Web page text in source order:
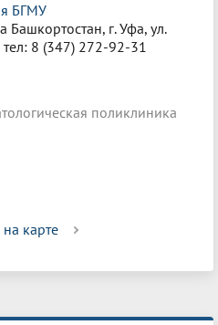
БГМУ
Башкортостан, г. Уфа, ул.
8 (347) 272-92-31
поликлиника
карте